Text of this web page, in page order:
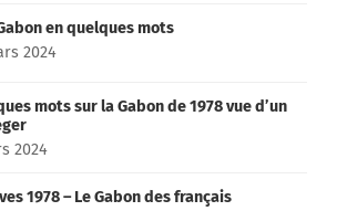
en quelques mots
2024
mots sur la Gabon de 1978 vue d’un
2024
1978 – Le Gabon des français